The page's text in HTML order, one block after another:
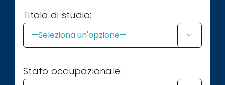
Titolo di studio:

Stato occupazionale: